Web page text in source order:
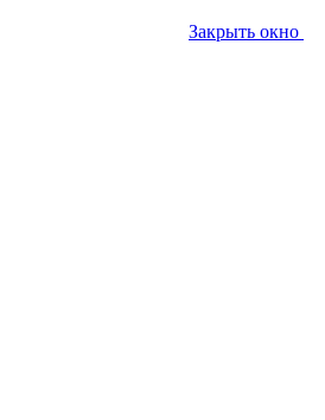
Закрыть окно